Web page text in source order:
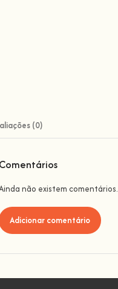
(0)
não existem comentários.
Adicionar comentário